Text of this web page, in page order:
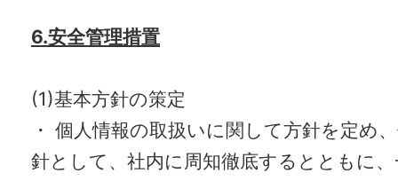
6.安全管理措置
(1)基本方針の策定
・ 個人情報の取扱いに関して方針を定め
針として、社内に周知徹底するとともに